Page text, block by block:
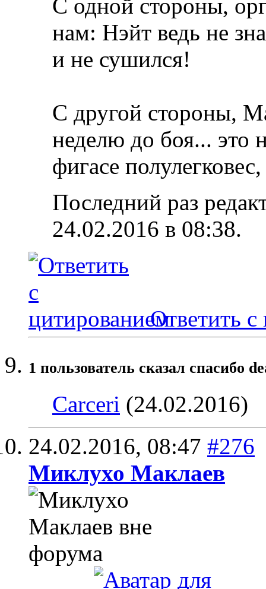
С одной стороны,
нам: Нэйт ведь не
и не сушился!
С другой стороны,
неделю до боя... это
фигасе
Последний раз
24.02.2016 в 08:38.
Ответить с
1 пользователь сказал cпасибо
Carceri (24.02.2016)
24.02.2016, 08:47 #276
Миклухо Маклаев